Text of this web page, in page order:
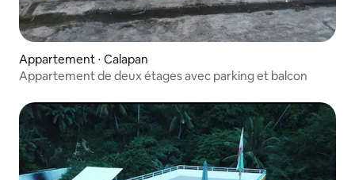
Appartement ⋅ Calapan
Appartement de deux étages avec parking et balcon